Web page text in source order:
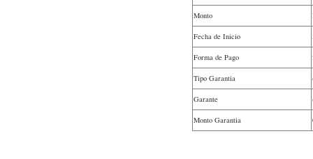
Monto
Fecha de Inicio
Forma de Pago
Tipo Garantia
Garante
Monto Garantia